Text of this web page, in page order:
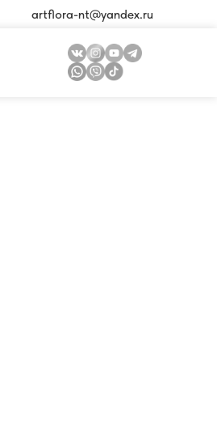
artflora-nt@yandex.ru